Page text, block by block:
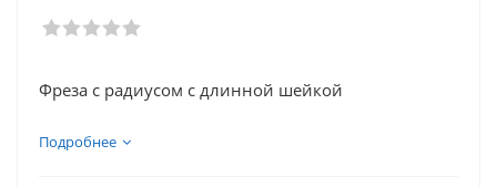
Фреза с радиусом с длинной шейкой
Подробнее